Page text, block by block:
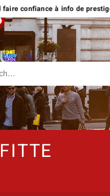
confiance à info de prestige